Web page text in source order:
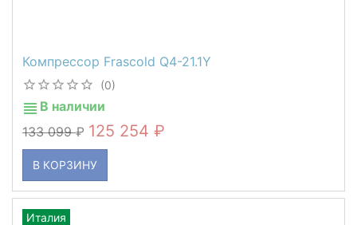
Компрессор Frascold Q4-21.1Y
(0)
В наличии
133 099
125 254
В КОРЗИНУ
Италия